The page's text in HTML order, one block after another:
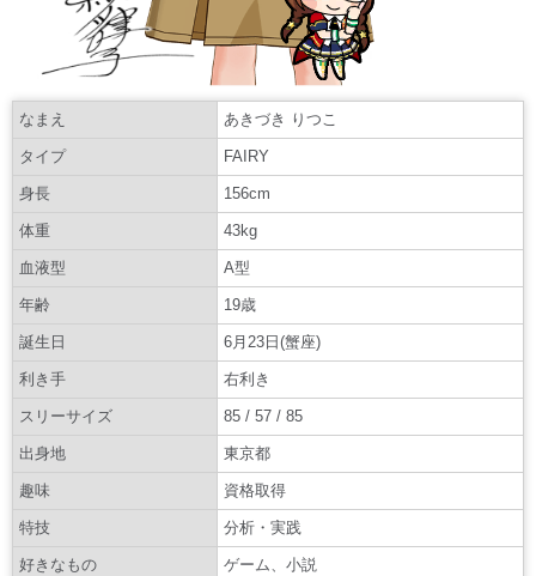
なまえ あきづき りつこ
タイプ FAIRY
身長 156cm
体重 43kg
血液型 A型
年齢 19歳
誕生日 6月23日(蟹座)
利き手 右利き
スリーサイズ 85 / 57 / 85
出身地 東京都
趣味 資格取得
特技 分析・実践
好きなもの ゲーム、小説